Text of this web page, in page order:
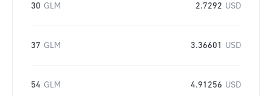
30 GLM 2.7292 USD
37 GLM 3.36601 USD
54 GLM 4.91256 USD